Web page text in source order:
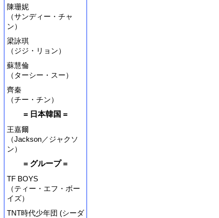
陳珊妮
（サンディー・チャ
ン）
梁詠琪
（ジジ・リョン）
蘇慧倫
（ターシー・スー）
齊秦
（チー・チン）
= 日本韓国 =
王嘉爾
（Jackson／ジャクソ
ン）
= グループ =
TF BOYS
（ティー・エフ・ボー
イズ）
TNT時代少年団 (シーダ